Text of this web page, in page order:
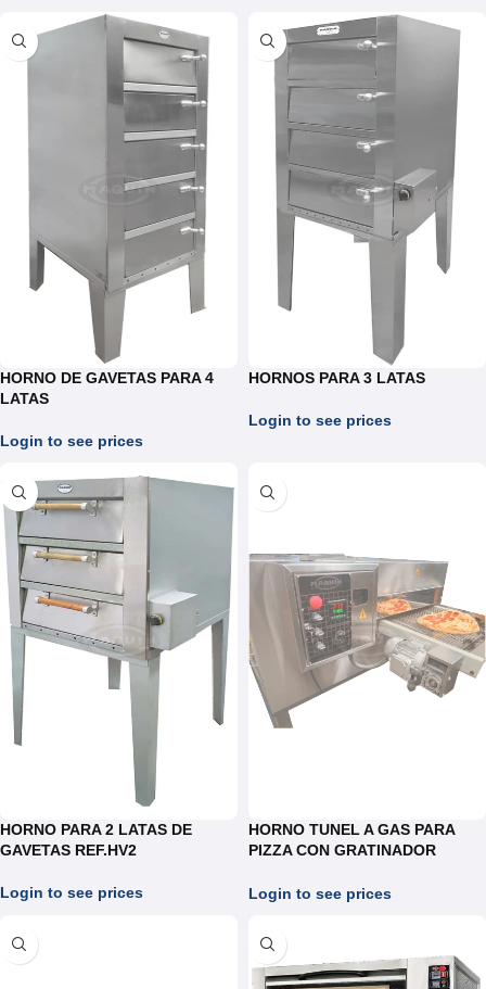
HORNO DE GAVETAS PARA 4
LATAS
Login to see prices
HORNOS PARA 3 LATAS
Login to see prices
HORNO PARA 2 LATAS DE
GAVETAS REF.HV2
Login to see prices
HORNO TUNEL A GAS PARA
PIZZA CON GRATINADOR
Login to see prices